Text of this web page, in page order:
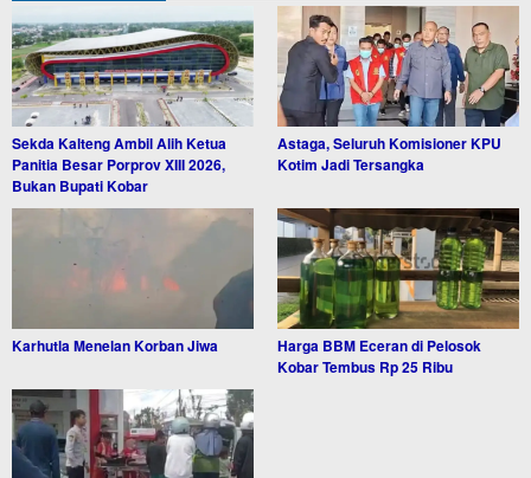
Sekda Kalteng Ambil Alih Ketua
Panitia Besar Porprov XIII 2026,
Bukan Bupati Kobar
Astaga, Seluruh Komisioner KPU
Kotim Jadi Tersangka
Karhutla Menelan Korban Jiwa
Harga BBM Eceran di Pelosok
Kobar Tembus Rp 25 Ribu